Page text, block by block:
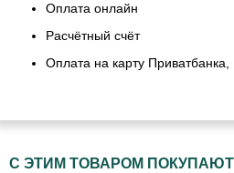
Оплата онлайн
Расчётный счёт
Оплата на карту
С ЭТИМ ТОВАРОМ ПОКУПАЮТ